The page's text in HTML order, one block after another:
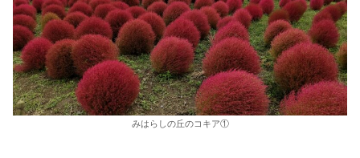
みはらしの丘のコキア①